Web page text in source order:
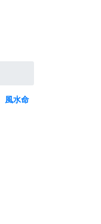
風水命